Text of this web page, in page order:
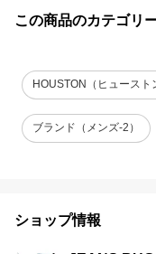
この商品のカテゴリ
HOUSTON（ヒュースト
ブランド（メンズ-2）
ショップ情報